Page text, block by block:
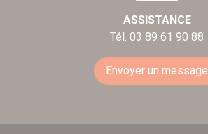
ASSISTANCE
Tél. 03 89 61 90 88
Envoyer un message